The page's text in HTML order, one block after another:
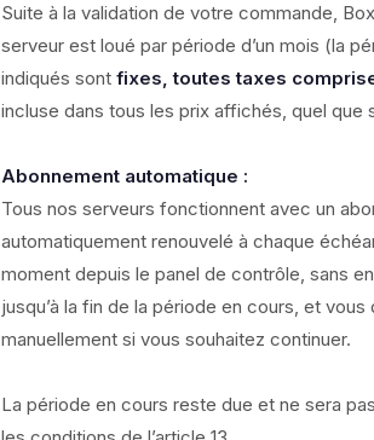
Suite à la validation de votre commande,
serveur est loué par période d’un mois (la
indiqués sont fixes, toutes taxes
incluse dans tous les prix affichés, quel que
Abonnement automatique :
Tous nos serveurs fonctionnent avec un
automatiquement renouvelé à chaque
moment depuis le panel de contrôle, sans
jusqu’à la fin de la période en cours, et
manuellement si vous souhaitez continuer.
La période en cours reste due et ne sera